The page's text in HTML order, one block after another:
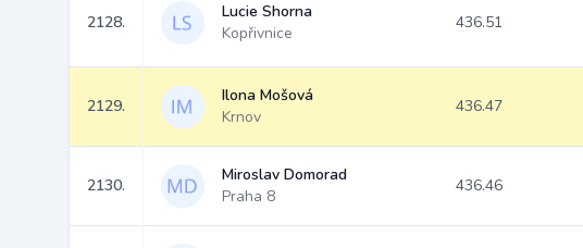
2128.
Lucie Shorna
Kopřivnice
436.51
2129.
Ilona Mošová
Krnov
436.47
2130.
Miroslav Domorad
Praha 8
436.46